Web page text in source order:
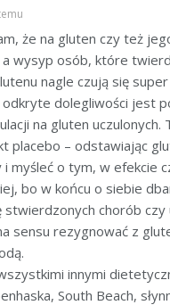
że na gluten czy też
a wysyp osób, które
nagle czują się
odkryte dolegliwości jest
na gluten
placebo – odstawiając
myśleć o tym, w efekcie
bo w końcu o siebie
stwierdzonych chorób
sensu rezygnować z
innymi
South Beach,